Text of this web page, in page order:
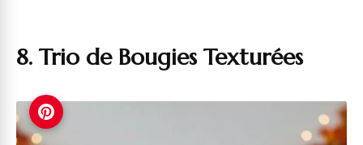
8. Trio de Bougies Texturées